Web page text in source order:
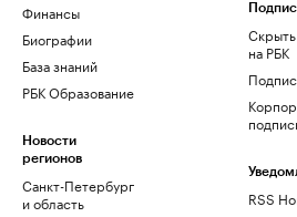
Финансы
Биографии
База знаний
РБК Образование
Новости
регионов
Санкт-Петербург
и область
на РБК
RSS